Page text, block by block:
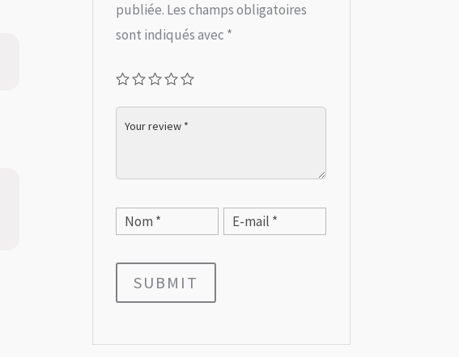
publiée. Les champs obligatoires
sont indiqués avec *
SUBMIT